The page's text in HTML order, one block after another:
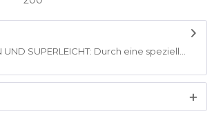
SUPERLEICHT: Durch eine speziell...